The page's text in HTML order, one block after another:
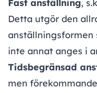
Fast anställning, s.k
Detta utgör den
anställningsformen
inte annat anges i
Tidsbegränsad
men